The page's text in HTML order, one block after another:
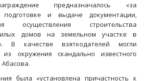
предназначалось «за
подготовке и выдаче документации,
осуществления строительства
домов на земельном участке в
В качестве взяткодателей могли
окружения скандально известного
была «установлена причастность к